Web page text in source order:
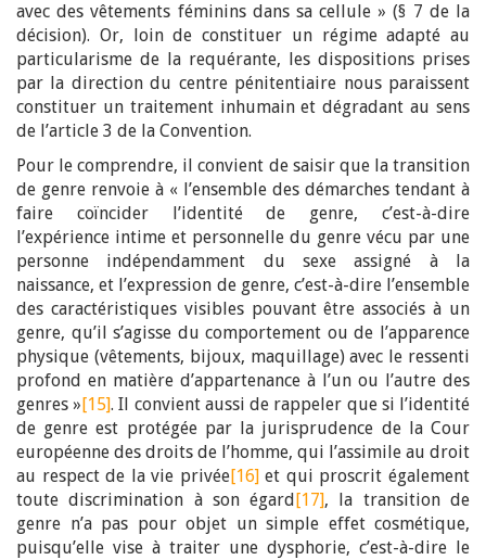
avec des vêtements féminins dans sa cellule » (§ 7 de la
décision). Or, loin de constituer un régime adapté au
particularisme de la requérante, les dispositions prises
par la direction du centre pénitentiaire nous paraissent
constituer un traitement inhumain et dégradant au sens
de l’article 3 de la Convention.
Pour le comprendre, il convient de saisir que la transition
de genre renvoie à « l’ensemble des démarches tendant à
faire coïncider l’identité de genre, c’est-à-dire
l’expérience intime et personnelle du genre vécu par une
personne indépendamment du sexe assigné à la
naissance, et l’expression de genre, c’est-à-dire l’ensemble
des caractéristiques visibles pouvant être associés à un
genre, qu’il s’agisse du comportement ou de l’apparence
physique (vêtements, bijoux, maquillage) avec le ressenti
profond en matière d’appartenance à l’un ou l’autre des
genres »[15]. Il convient aussi de rappeler que si l’identité
de genre est protégée par la jurisprudence de la Cour
européenne des droits de l’homme, qui l’assimile au droit
au respect de la vie privée[16]et qui proscrit également
toute discrimination à son égard[17], la transition de
genre n’a pas pour objet un simple effet cosmétique,
puisqu’elle vise à traiter une dysphorie, c’est-à-dire le